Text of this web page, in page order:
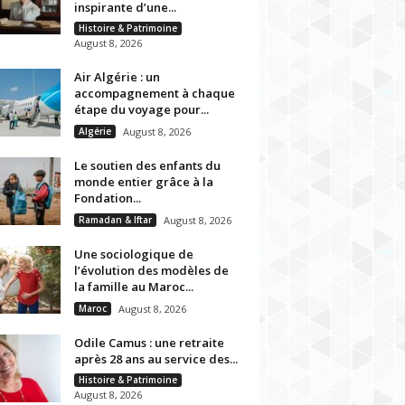
inspirante d’une...
Histoire & Patrimoine
August 8, 2026
Air Algérie : un
accompagnement à chaque
étape du voyage pour...
Algérie August 8, 2026
Le soutien des enfants du
monde entier grâce à la
Fondation...
Ramadan & Iftar August 8, 2026
Une sociologique de
l’évolution des modèles de
la famille au Maroc...
Maroc August 8, 2026
Odile Camus : une retraite
après 28 ans au service des...
Histoire & Patrimoine
August 8, 2026